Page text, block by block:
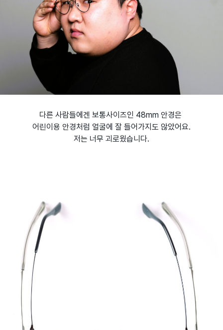
다른 사람들에겐 보통사이즈인 48mm 안경은
어린이용 안경처럼 얼굴에 잘 들어가지도 않았어요.
저는 너무 괴로웠습니다.